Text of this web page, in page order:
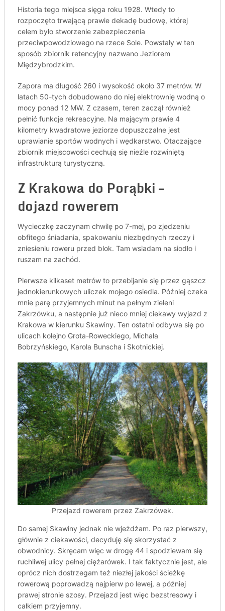
Historia tego miejsca sięga roku 1928. Wtedy to
rozpoczęto trwającą prawie dekadę budowę, której
celem było stworzenie zabezpieczenia
przeciwpowodziowego na rzece Sole. Powstały w ten
sposób zbiornik retencyjny nazwano Jeziorem
Międzybrodzkim.
Zapora ma długość 260 i wysokość około 37 metrów. W
latach 50-tych dobudowano do niej elektrownię wodną o
mocy ponad 12 MW. Z czasem, teren zaczął również
pełnić funkcje rekreacyjne. Na mającym prawie 4
kilometry kwadratowe jeziorze dopuszczalne jest
uprawianie sportów wodnych i wędkarstwo. Otaczające
zbiornik miejscowości cechują się nieźle rozwiniętą
infrastrukturą turystyczną.
Z Krakowa do Porąbki –
dojazd rowerem
Wycieczkę zaczynam chwilę po 7-mej, po zjedzeniu
obfitego śniadania, spakowaniu niezbędnych rzeczy i
zniesieniu roweru przed blok. Tam wsiadam na siodło i
ruszam na zachód.
Pierwsze kilkaset metrów to przebijanie się przez gąszcz
jednokierunkowych uliczek mojego osiedla. Później czeka
mnie parę przyjemnych minut na pełnym zieleni
Zakrzówku, a następnie już nieco mniej ciekawy wyjazd z
Krakowa w kierunku Skawiny. Ten ostatni odbywa się po
ulicach kolejno Grota-Roweckiego, Michała
Bobrzyńskiego, Karola Bunscha i Skotnickiej.
Przejazd rowerem przez Zakrzówek.
Do samej Skawiny jednak nie wjeżdżam. Po raz pierwszy,
głównie z ciekawości, decyduję się skorzystać z
obwodnicy. Skręcam więc w drogę 44 i spodziewam się
ruchliwej ulicy pełnej ciężarówek. I tak faktycznie jest, ale
oprócz nich dostrzegam też niezłej jakości ścieżkę
rowerową poprowadzą najpierw po lewej, a później
prawej stronie szosy. Przejazd jest więc bezstresowy i
całkiem przyjemny.